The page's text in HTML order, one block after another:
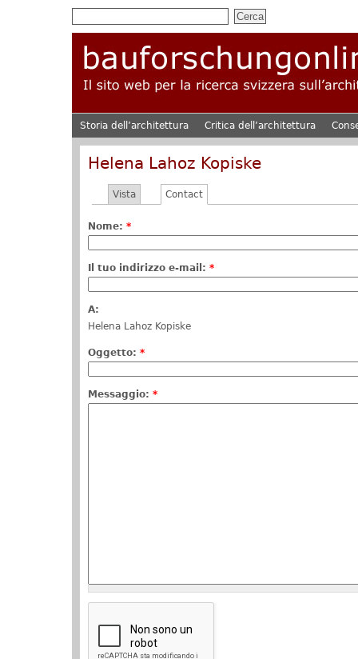
Storia dell’architettura Critica dell’architettura
Helena Lahoz Kopiske
Vista Contact
Nome: *
Il tuo indirizzo e-mail: *
A:
Helena Lahoz Kopiske
Oggetto: *
Messaggio: *